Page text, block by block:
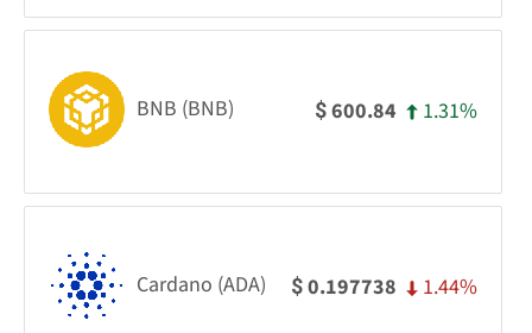
BNB (BNB) $600.84 1.31%
Cardano (ADA) $0.197738 1.44%